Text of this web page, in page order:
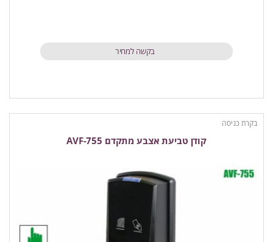
בקשה למחיר
בקרת כניסה
קודן טביעת אצבע מתקדם AVF-755